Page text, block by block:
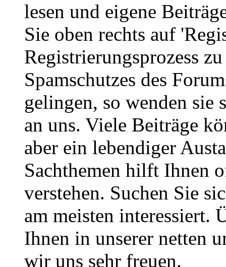
lesen und eigene
Sie oben rechts auf
Registrierungsprozess
Spamschutzes des
gelingen, so wenden sie
an uns. Viele Beiträge
aber ein lebendiger
Sachthemen hilft Ihnen
verstehen. Suchen Sie
am meisten interessiert.
Ihnen in unserer netten
wir uns sehr freuen.